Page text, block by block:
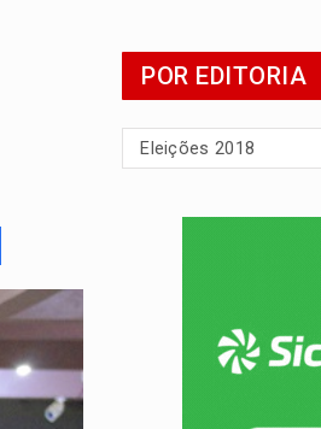
POR EDITORIA